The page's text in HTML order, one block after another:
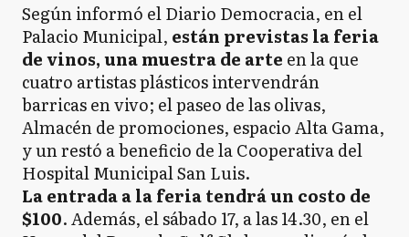
Según informó el Diario Democracia, en el
Palacio Municipal, están previstas la feria
de vinos, una muestra de arte en la que
cuatro artistas plásticos intervendrán
barricas en vivo; el paseo de las olivas,
Almacén de promociones, espacio Alta Gama,
y un restó a beneficio de la Cooperativa del
Hospital Municipal San Luis.
La entrada a la feria tendrá un costo de
$100. Además, el sábado 17, a las 14.30, en el